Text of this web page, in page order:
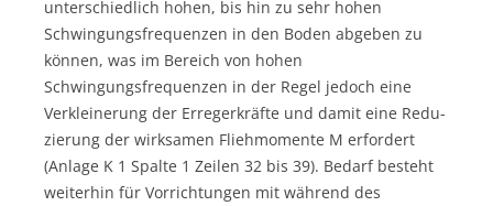
unterschiedlich hohen, bis hin zu sehr hohen
Schwingungsfrequenzen in den Boden abgeben zu
können, was im Bereich von hohen
Schwingungsfrequenzen in der Regel jedoch eine
Verkleinerung der Erregerkräfte und damit eine Redu­
zierung der wirksamen Fliehmomente M erfordert
(Anlage K 1 Spalte 1 Zeilen 32 bis 39). Bedarf besteht
weiterhin für Vor­richtungen mit während des